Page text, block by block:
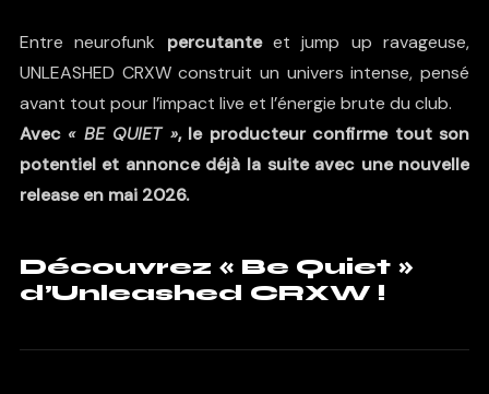
Entre neurofunk percutanteet jump up ravageuse,
UNLEASHED CRXW construit un univers intense, pensé
avant tout pour l’impact live et l’énergie brute du club.
Avec « BE QUIET », le producteur confirme tout son
potentiel et annonce déjà la suite avec une nouvelle
release en mai 2026.
Découvrez « Be Quiet »
d’Unleashed CRXW !